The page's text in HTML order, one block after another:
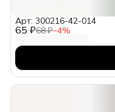
65 ₽68 ₽−4%
Арт: 300216-42-014